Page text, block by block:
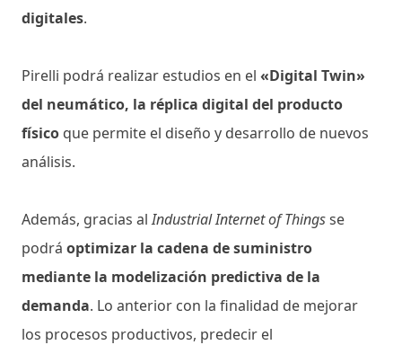
digitales.
Pirelli podrá realizar estudios en el «Digital Twin»
del neumático, la réplica digital del producto
físico que permite el diseño y desarrollo de nuevos
análisis.
Además, gracias alIndustrial Internet of Thingsse
podrá optimizar la cadena de suministro
mediante la modelización predictiva de la
demanda. Lo anterior con la finalidad de mejorar
los procesos productivos, predecir el